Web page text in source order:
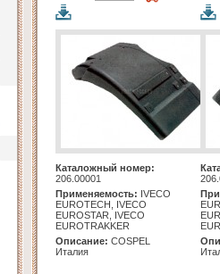
Каталожный номер:
206.00001
Применяемость: IVECO
EUROTECH, IVECO
EUROSTAR, IVECO
EUROTRAKKER
Описание: COSPEL
Италия